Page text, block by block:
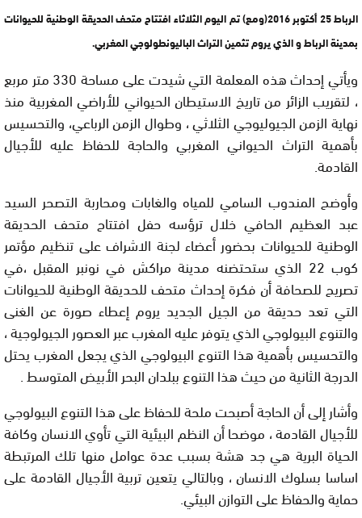
الرباط 25 أكتوبر 2016(ومع) تم اليوم الثلاثاء افتتاح متحف الحديقة الوطنية للحيوانات
بمدينة الرباط و الذي يروم تثمين التراث الباليونطولوجي المغربي.
ويأتي إحداث هذه المعلمة التي شيدت على مساحة 330 متر مربع
، لتقريب الزائر من تاريخ الاستيطان الحيواني للأراضي المغربية منذ
نهاية الزمن الجيوليوجي الثلاثي ، وطوال الزمن الرباعي، والتحسيس
بأهمية التراث الحيواني المغربي والحاجة للحفاظ عليه للأجيال
القادمة.
وأوضح المندوب السامي للمياه والغابات ومحاربة التصحر السيد
عبد العظيم الحافي خلال ترؤسه حفل افتتاح متحف الحديقة
الوطنية للحيوانات بحضور أعضاء لجنة الاشراف على تنظيم مؤتمر
كوب 22 الذي ستحتضنه مدينة مراكش في نونبر المقبل ،في
تصريح للصحافة أن فكرة إحداث متحف للحديقة الوطنية للحيوانات
التي تعد حديقة من الجيل الجديد يروم إعطاء صورة عن الغنى
والتنوع البيولوجي الذي يتوفر عليه المغرب عبر العصور الجيولوجية ،
والتحسيس بأهمية هذا التنوع البيولوجي الذي يجعل المغرب يحتل
الدرجة الثانية من حيث هذا التنوع ببلدان البحر الأبيض المتوسط .
وأشار إلى أن الحاجة أصبحت ملحة للحفاظ على هذا التنوع البيولوجي
للأجيال القادمة ، موضحا أن النظم البيئية التي تأوي الانسان وكافة
الحياة البرية هي جد هشة بسبب عدة عوامل منها تلك المرتبطة
اساسا بسلوك الانسان ، وبالتالي يتعين تربية الأجيال القادمة على
حماية والحفاظ على التوازن البيئي.